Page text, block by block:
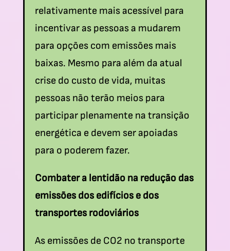
relativamente mais acessível para
incentivar as pessoas a mudarem
para opções com emissões mais
baixas. Mesmo para além da atual
crise do custo de vida, muitas
pessoas não terão meios para
participar plenamente na transição
energética e devem ser apoiadas
para o poderem fazer.
Combater a lentidão na redução das
emissões dos edifícios e dos
transportes rodoviários
As emissões de CO2 no transporte